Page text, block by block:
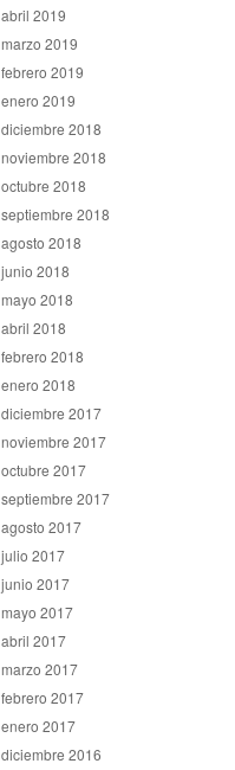
abril 2019
marzo 2019
febrero 2019
enero 2019
diciembre 2018
noviembre 2018
octubre 2018
septiembre 2018
agosto 2018
junio 2018
mayo 2018
abril 2018
febrero 2018
enero 2018
diciembre 2017
noviembre 2017
octubre 2017
septiembre 2017
agosto 2017
julio 2017
junio 2017
mayo 2017
abril 2017
marzo 2017
febrero 2017
enero 2017
diciembre 2016